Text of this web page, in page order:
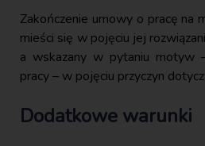
Zakończenie umowy o pracę na
mieści się w pojęciu jej
a wskazany w pytaniu motyw
pracy – w pojęciu przyczyn
Dodatkowe warunki